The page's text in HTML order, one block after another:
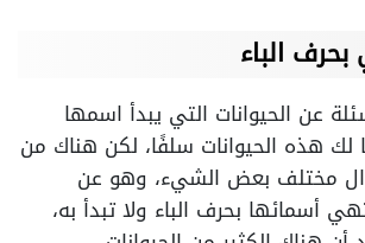
الباء
عن الحيوانات التي يبدأ اسمها
لك هذه الحيوانات سلفًا، لكن هناك من
مختلف بعض الشيء، وهو عن
أسمائها بحرف الباء ولا تبدأ به،